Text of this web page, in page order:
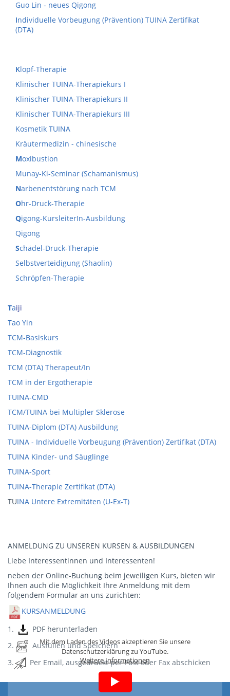
Guo Lin - neues Qigong
Individuelle Vorbeugung (Prävention) TUINA Zertifikat
(DTA)
Klopf-Therapie
Klinischer TUINA-Therapiekurs I
Klinischer TUINA-Therapiekurs II
Klinischer TUINA-Therapiekurs III
Kosmetik TUINA
Kräutermedizin - chinesische
Moxibustion
Munay-Ki-Seminar (Schamanismus)
Narbenentstörung nach TCM
Ohr-Druck-Therapie
Qigong-KursleiterIn-Ausbildung
Qigong
Schädel-Druck-Therapie
Selbstverteidigung (Shaolin)
Schröpfen-Therapie
Taiji
Tao Yin
TCM-Basiskurs
TCM-Diagnostik
TCM (DTA) Therapeut/In
TCM in der Ergotherapie
TUINA-CMD
TCM/TUINA bei Multipler Sklerose
TUINA-Diplom (DTA) Ausbildung
TUINA - Individuelle Vorbeugung (Prävention) Zertifikat (DTA)
TUINA Kinder- und Säuglinge
TUINA-Sport
TUINA-Therapie Zertifikat (DTA)
TUINA Untere Extremitäten (U-Ex-T)
ANMELDUNG ZU UNSEREN KURSEN & AUSBILDUNGEN
Liebe Interessentinnen und Interessenten!
neben der Online-Buchung beim jeweiligen Kurs, bieten wir
Ihnen auch die Möglichkeit Ihre Anmeldung mit dem
folgendem Formular an uns zurichten:
KURSANMELDUNG
1.
PDF herunterladen
2.
Ausfüllen und Speichern
3.
Per Email, ausgedruckt per Post oder Fax abschicken
Mit dem Laden des Videos akzeptieren Sie unsere
Datenschutzerklärung zu YouTube.
Weitere Informationen